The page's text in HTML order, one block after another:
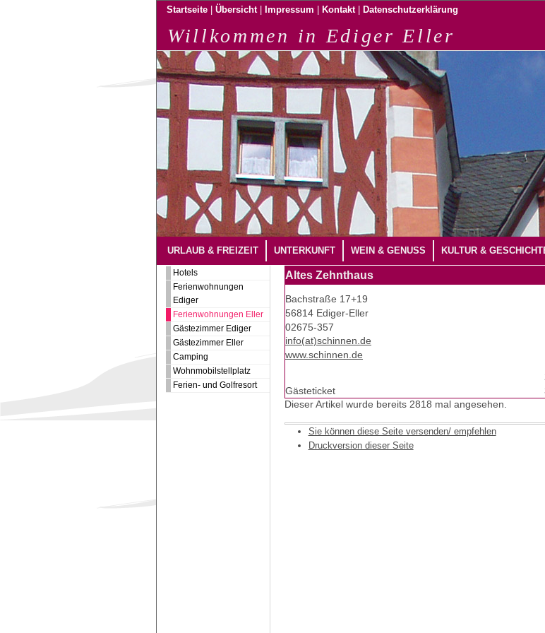
Startseite Übersicht Impressum Kontakt Datenschutzerklärung
Willkommen in Ediger Eller
URLAUB & FREIZEIT UNTERKUNFT WEIN & GENUSS KULTUR &
Hotels
Ferienwohnungen
Ediger
Ferienwohnungen Eller
Gästezimmer Ediger
Gästezimmer Eller
Camping
Wohnmobilstellplatz
Ferien- und Golfresort
Altes Zehnthaus
Bachstraße 17+19
56814 Ediger-Eller
02675-357
info(at)schinnen.de
www.schinnen.de
Gästeticket
Dieser Artikel wurde bereits 2818 mal angesehen.
Sie können diese Seite versenden/ empfehlen
Druckversion dieser Seite